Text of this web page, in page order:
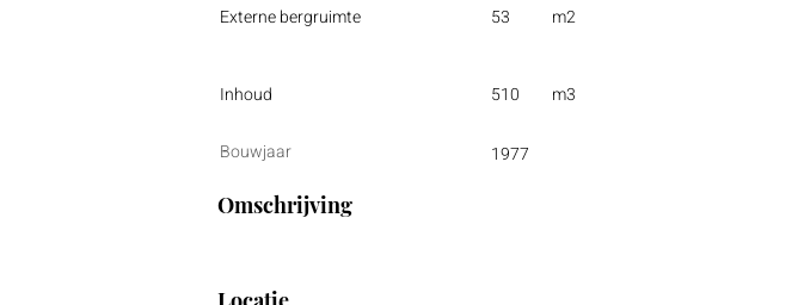
Externe bergruimte
Inhoud
Bouwjaar
53
m2
510 m3
1977
Omschrijving